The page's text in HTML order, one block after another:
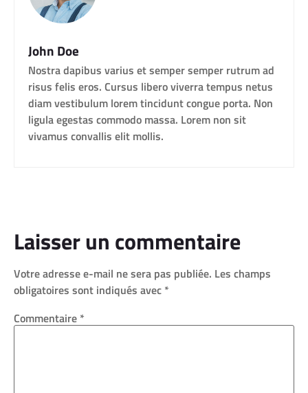
John Doe
Nostra dapibus varius et semper semper rutrum ad
risus felis eros. Cursus libero viverra tempus netus
diam vestibulum lorem tincidunt congue porta. Non
ligula egestas commodo massa. Lorem non sit
vivamus convallis elit mollis.
Laisser un commentaire
Votre adresse e-mail ne sera pas publiée. Les champs
obligatoires sont indiqués avec *
Commentaire *